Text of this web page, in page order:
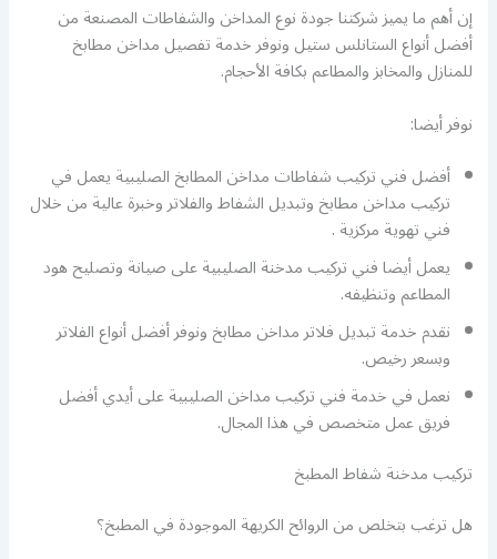
إن أهم ما يميز شركتنا جودة نوع المداخن والشفاطات المصنعة من
أفضل أنواع الستانلس ستيل ونوفر خدمة تفصيل مداخن مطابخ
للمنازل والمخابز والمطاعم بكافة الأحجام.
نوفر أيضا:
أفضل فني تركيب شفاطات مداخن المطابخ الصليبية يعمل في
تركيب مداخن مطابخ وتبديل الشفاط والفلاتر وخبرة عالية من خلال
فني تهوية مركزية .
يعمل أيضا فني تركيب مدخنة الصليبية على صيانة وتصليح هود
المطاعم وتنظيفه.
نقدم خدمة تبديل فلاتر مداخن مطابخ ونوفر أفضل أنواع الفلاتر
وبسعر رخيص.
نعمل في خدمة فني تركيب مداخن الصليبية على أيدي أفضل
فريق عمل متخصص في هذا المجال.
تركيب مدخنة شفاط المطبخ
هل ترغب بتخلص من الروائح الكريهة الموجودة في المطبخ؟